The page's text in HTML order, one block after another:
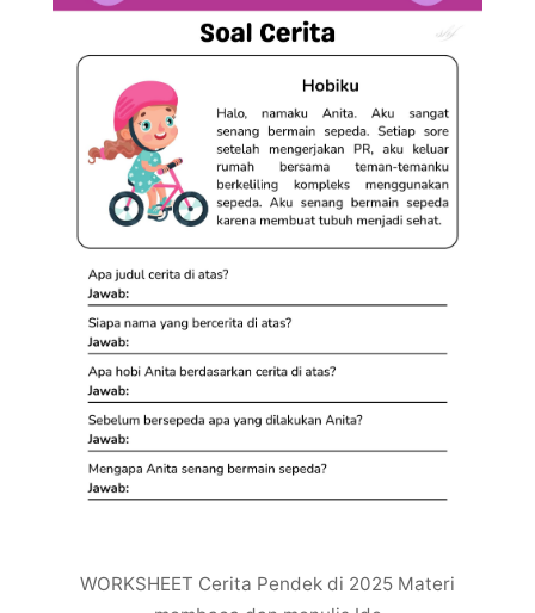
WORKSHEET Cerita Pendek di 2025 Materi